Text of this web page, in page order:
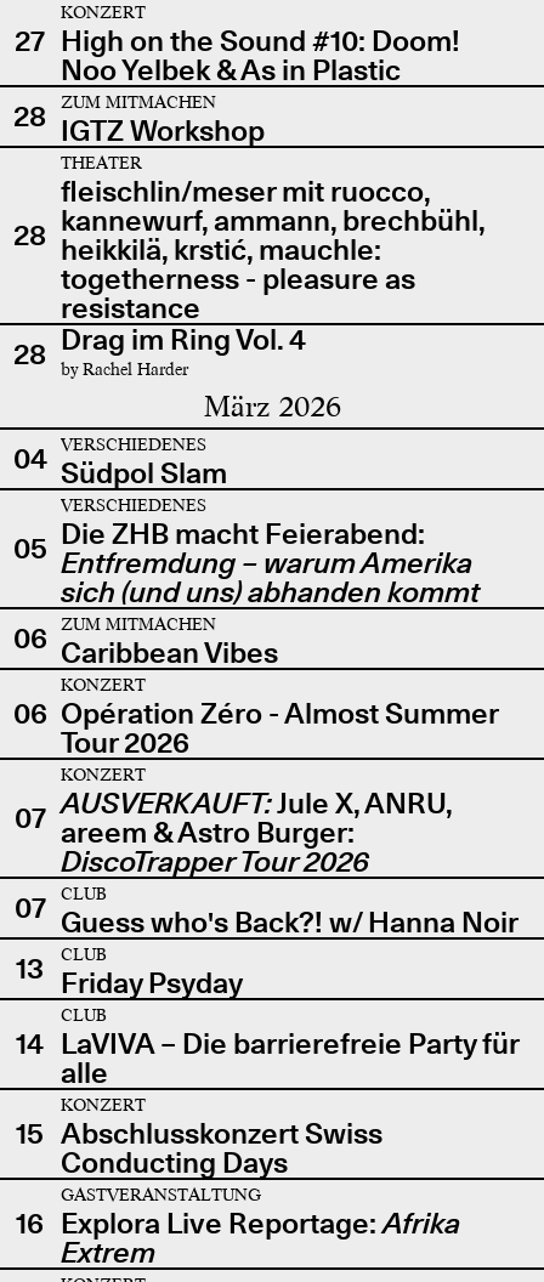
27
KONZERT
High on the Sound #10: Doom!
Noo Yelbek & As in Plastic
28
ZUM MITMACHEN
IGTZ Workshop
28
THEATER
fleischlin/meser mit ruocco,
kannewurf, ammann, brechbühl,
heikkilä, krstić, mauchle:
togetherness - pleasure as
resistance
28 Drag im Ring Vol. 4
by Rachel Harder
März 2026
04 VERSCHIEDENES
Südpol Slam
05
VERSCHIEDENES
Die ZHB macht Feierabend:
Entfremdung – warum Amerika
sich (und uns) abhanden kommt
06
ZUM MITMACHEN
Caribbean Vibes
06
KONZERT
Opération Zéro - Almost Summer
Tour 2026
07
KONZERT
AUSVERKAUFT:Jule X, ANRU,
areem & Astro Burger:
DiscoTrapper Tour 2026
07
CLUB
Guess who's Back?! w/ Hanna Noir
13
CLUB
Friday Psyday
14
CLUB
LaVIVA – Die barrierefreie Party für
alle
15
KONZERT
Abschlusskonzert Swiss
Conducting Days
16
GASTVERANSTALTUNG
Explora Live Reportage:Afrika
Extrem